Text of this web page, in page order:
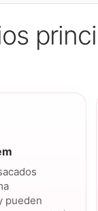
pueden